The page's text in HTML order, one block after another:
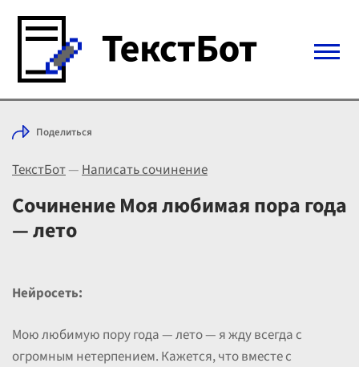
Войти с Telegram
Выбрать режим
Цены
Поделиться
ТекстБот—Написать сочинение
Сочинение Моя любимая пора года
— лето
Нейросеть:
Мою любимую пору года — лето — я жду всегда с
огромным нетерпением. Кажется, что вместе с